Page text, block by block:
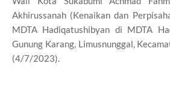
Akhirussanah (Kenaikan dan
MDTA Hadiqatushibyan di MDTA
Gunung Karang, Limusnunggal,
(4/7/2023).